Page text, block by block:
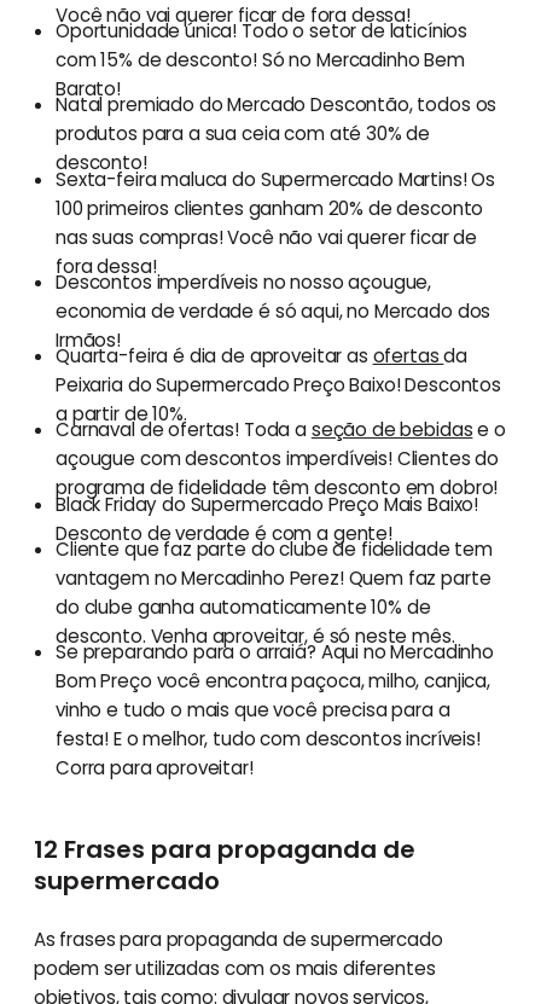
Você não vai querer ficar de fora dessa!
Oportunidade única! Todo o setor de laticínios
com 15% de desconto! Só no Mercadinho Bem
Barato!
Natal premiado do Mercado Descontão, todos os
produtos para a sua ceia com até 30% de
desconto!
Sexta-feira maluca do Supermercado Martins! Os
100 primeiros clientes ganham 20% de desconto
nas suas compras! Você não vai querer ficar de
fora dessa!
Descontos imperdíveis no nosso açougue,
economia de verdade é só aqui, no Mercado dos
Irmãos!
Quarta-feira é dia de aproveitar as ofertasda
Peixaria do Supermercado Preço Baixo! Descontos
a partir de 10%.
Carnaval de ofertas! Toda aseção de bebidase o
açougue com descontos imperdíveis! Clientes do
programa de fidelidade têm desconto em dobro!
Black Friday do Supermercado Preço Mais Baixo!
Desconto de verdade é com a gente!
Cliente que faz parte do clube de fidelidade tem
vantagem no Mercadinho Perez! Quem faz parte
do clube ganha automaticamente 10% de
desconto. Venha aproveitar, é só neste mês.
Se preparando para o arraiá? Aqui no Mercadinho
Bom Preço você encontra paçoca, milho, canjica,
vinho e tudo o mais que você precisa para a
festa! E o melhor, tudo com descontos incríveis!
Corra para aproveitar!
12 Frases para propaganda de
supermercado
As frases para propaganda de supermercado
podem ser utilizadas com os mais diferentes
objetivos, tais como: divulgar novos serviços,